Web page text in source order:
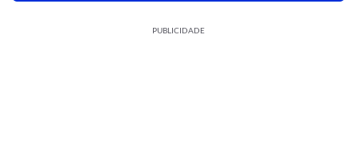
PUBLICIDADE